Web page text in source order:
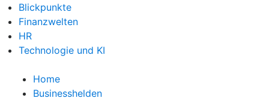
Blickpunkte
Finanzwelten
HR
Technologie und KI
Home
Businesshelden